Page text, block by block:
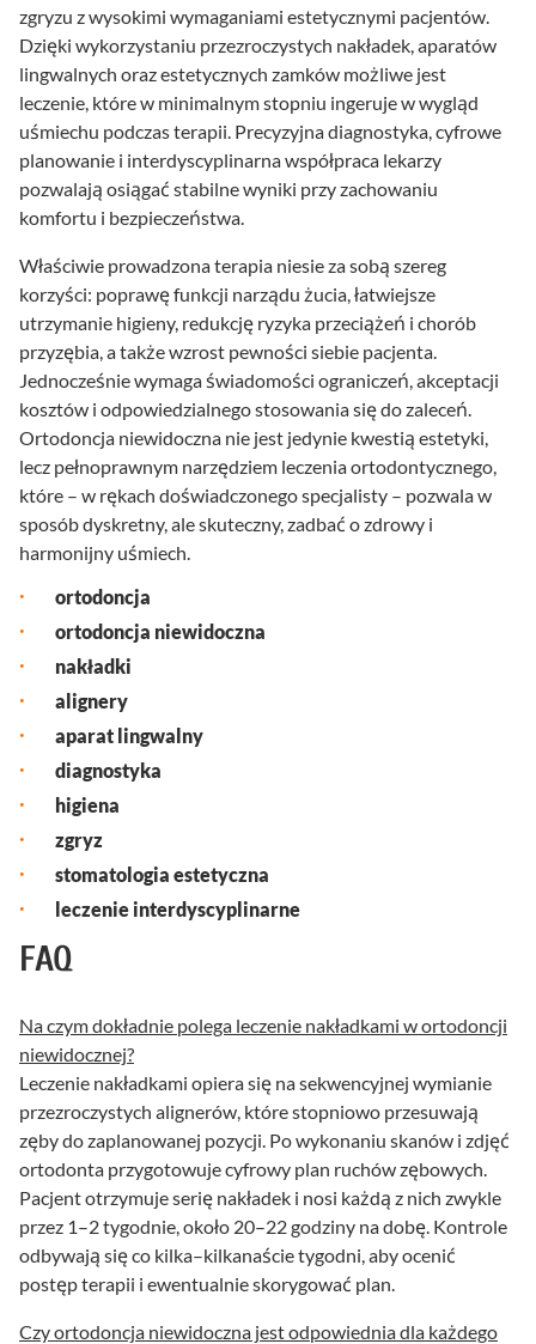
zgryzu z wysokimi wymaganiami estetycznymi pacjentów.
Dzięki wykorzystaniu przezroczystych nakładek, aparatów
lingwalnych oraz estetycznych zamków możliwe jest
leczenie, które w minimalnym stopniu ingeruje w wygląd
uśmiechu podczas terapii. Precyzyjna diagnostyka, cyfrowe
planowanie i interdyscyplinarna współpraca lekarzy
pozwalają osiągać stabilne wyniki przy zachowaniu
komfortu i bezpieczeństwa.
Właściwie prowadzona terapia niesie za sobą szereg
korzyści: poprawę funkcji narządu żucia, łatwiejsze
utrzymanie higieny, redukcję ryzyka przeciążeń i chorób
przyzębia, a także wzrost pewności siebie pacjenta.
Jednocześnie wymaga świadomości ograniczeń, akceptacji
kosztów i odpowiedzialnego stosowania się do zaleceń.
Ortodoncja niewidoczna nie jest jedynie kwestią estetyki,
lecz pełnoprawnym narzędziem leczenia ortodontycznego,
które – w rękach doświadczonego specjalisty – pozwala w
sposób dyskretny, ale skuteczny, zadbać o zdrowy i
harmonijny uśmiech.
ortodoncja
ortodoncja niewidoczna
nakładki
alignery
aparat lingwalny
diagnostyka
higiena
zgryz
stomatologia estetyczna
leczenie interdyscyplinarne
FAQ
Na czym dokładnie polega leczenie nakładkami w ortodoncji
niewidocznej?
Leczenie nakładkami opiera się na sekwencyjnej wymianie
przezroczystych alignerów, które stopniowo przesuwają
zęby do zaplanowanej pozycji. Po wykonaniu skanów i zdjęć
ortodonta przygotowuje cyfrowy plan ruchów zębowych.
Pacjent otrzymuje serię nakładek i nosi każdą z nich zwykle
przez 1–2 tygodnie, około 20–22 godziny na dobę. Kontrole
odbywają się co kilka–kilkanaście tygodni, aby ocenić
postęp terapii i ewentualnie skorygować plan.
Czy ortodoncja niewidoczna jest odpowiednia dla każdego